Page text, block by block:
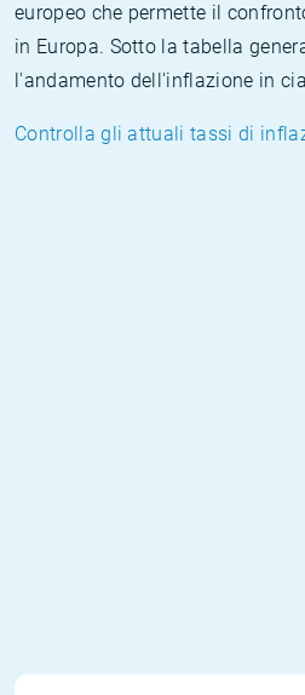
europeo che permette il
in Europa. Sotto la tabella
l'andamento dell'inflazione in
Controlla gli attuali tassi di